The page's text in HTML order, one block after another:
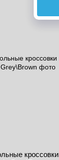
кроссовки